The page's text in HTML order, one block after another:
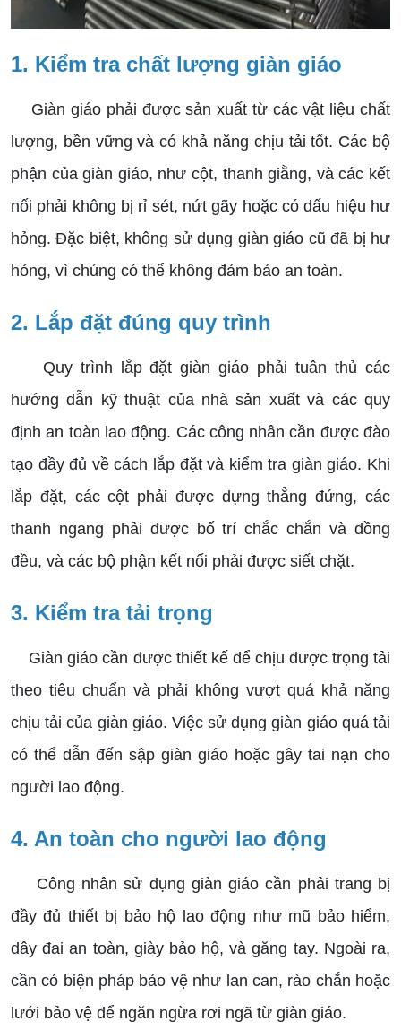
1. Kiểm tra chất lượng giàn giáo
Giàn giáo phải được sản xuất từ các vật liệu chất
lượng, bền vững và có khả năng chịu tải tốt. Các bộ
phận của giàn giáo, như cột, thanh giằng, và các kết
nối phải không bị rỉ sét, nứt gãy hoặc có dấu hiệu hư
hỏng. Đặc biệt, không sử dụng giàn giáo cũ đã bị hư
hỏng, vì chúng có thể không đảm bảo an toàn.
2. Lắp đặt đúng quy trình
Quy trình lắp đặt giàn giáo phải tuân thủ các
hướng dẫn kỹ thuật của nhà sản xuất và các quy
định an toàn lao động. Các công nhân cần được đào
tạo đầy đủ về cách lắp đặt và kiểm tra giàn giáo. Khi
lắp đặt, các cột phải được dựng thẳng đứng, các
thanh ngang phải được bố trí chắc chắn và đồng
đều, và các bộ phận kết nối phải được siết chặt.
3. Kiểm tra tải trọng
Giàn giáo cần được thiết kế để chịu được trọng tải
theo tiêu chuẩn và phải không vượt quá khả năng
chịu tải của giàn giáo. Việc sử dụng giàn giáo quá tải
có thể dẫn đến sập giàn giáo hoặc gây tai nạn cho
người lao động.
4. An toàn cho người lao động
Công nhân sử dụng giàn giáo cần phải trang bị
đầy đủ thiết bị bảo hộ lao động như mũ bảo hiểm,
dây đai an toàn, giày bảo hộ, và găng tay. Ngoài ra,
cần có biện pháp bảo vệ như lan can, rào chắn hoặc
lưới bảo vệ để ngăn ngừa rơi ngã từ giàn giáo.